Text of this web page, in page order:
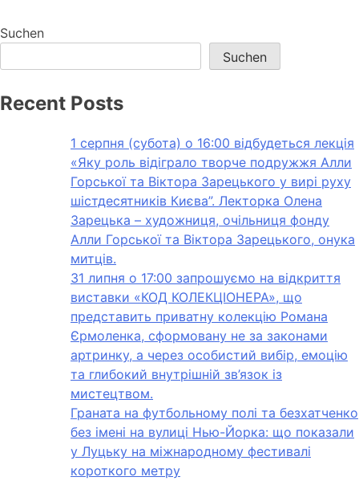
Suchen
Suchen
Recent Posts
1 серпня (субота) о 16:00 відбудеться лекція
«Яку роль відіграло творче подружжя Алли
Горської та Віктора Зарецького у вирі руху
шістдесятників Києва”. Лекторка Олена
Зарецька – художниця, очільниця фонду
Алли Горської та Віктора Зарецького, онука
митців.
31 липня о 17:00 запрошуємо на відкриття
виставки «КОД КОЛЕКЦІОНЕРА», що
представить приватну колекцію Романа
Єрмоленка, сформовану не за законами
артринку, а через особистий вибір, емоцію
та глибокий внутрішній зв’язок із
мистецтвом.
Граната на футбольному полі та безхатченко
без імені на вулиці Нью-Йорка: що показали
у Луцьку на міжнародному фестивалі
короткого метру